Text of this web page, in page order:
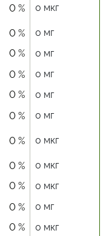
0 %
0 мкг
0 %
0 мг
0 %
0 мг
0 %
0 мг
0 %
0 мг
0 %
0 мг
0 %
0 мкг
0 %
0 мкг
0 %
0 мкг
0 %
0 мг
0 %
0 мкг